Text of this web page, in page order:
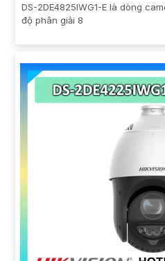
DS-2DE4825IWG1-E là dòng
độ phân giải 8